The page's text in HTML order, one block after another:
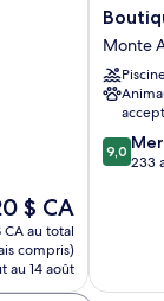
$ CA
$ CA
CA au total
compris)
au 14 août
Hotel
Torre
di
Cala
Piccola
Monte
Monte
9.0
sur
9,0
233